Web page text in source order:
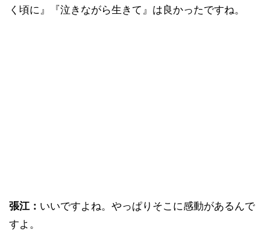
く頃に』『泣きながら生きて』は良かったですね。
張江： いいですよね。やっぱりそこに感動があるんで
すよ。